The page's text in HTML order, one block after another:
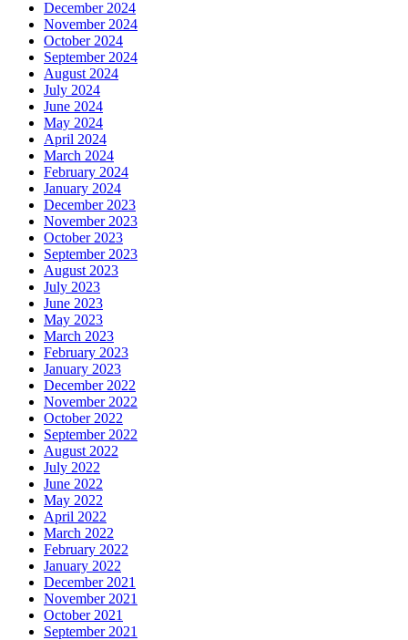
December 2024
November 2024
October 2024
September 2024
August 2024
July 2024
June 2024
May 2024
April 2024
March 2024
February 2024
January 2024
December 2023
November 2023
October 2023
September 2023
August 2023
July 2023
June 2023
May 2023
March 2023
February 2023
January 2023
December 2022
November 2022
October 2022
September 2022
August 2022
July 2022
June 2022
May 2022
April 2022
March 2022
February 2022
January 2022
December 2021
November 2021
October 2021
September 2021